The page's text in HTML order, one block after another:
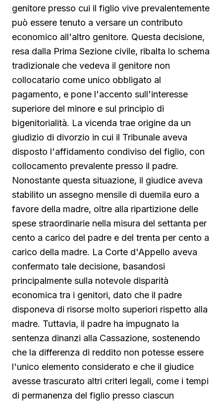
genitore presso cui il figlio vive prevalentemente
può essere tenuto a versare un contributo
economico all'altro genitore. Questa decisione,
resa dalla Prima Sezione civile, ribalta lo schema
tradizionale che vedeva il genitore non
collocatario come unico obbligato al
pagamento, e pone l'accento sull'interesse
superiore del minore e sul principio di
bigenitorialità. La vicenda trae origine da un
giudizio di divorzio in cui il Tribunale aveva
disposto l'affidamento condiviso del figlio, con
collocamento prevalente presso il padre.
Nonostante questa situazione, il giudice aveva
stabilito un assegno mensile di duemila euro a
favore della madre, oltre alla ripartizione delle
spese straordinarie nella misura del settanta per
cento a carico del padre e del trenta per cento a
carico della madre. La Corte d'Appello aveva
confermato tale decisione, basandosi
principalmente sulla notevole disparità
economica tra i genitori, dato che il padre
disponeva di risorse molto superiori rispetto alla
madre. Tuttavia, il padre ha impugnato la
sentenza dinanzi alla Cassazione, sostenendo
che la differenza di reddito non potesse essere
l'unico elemento considerato e che il giudice
avesse trascurato altri criteri legali, come i tempi
di permanenza del figlio presso ciascun